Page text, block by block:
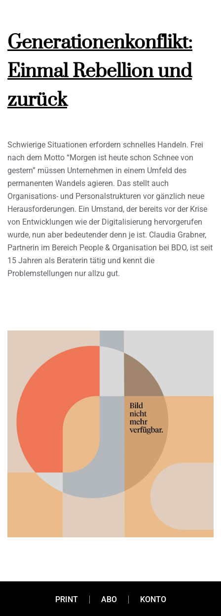
Generationenkonflikt:
Einmal Rebellion und
zurück
Schwierige Situationen erfordern schnelles Handeln. Frei
nach dem Motto “Morgen ist heute schon Schnee von
gestern” müssen Unternehmen in einem Umfeld des
permanenten Wandels agieren. Das stellt auch
Organisations- und Personalstrukturen vor gänzlich neue
Herausforderungen. Ein Umstand, der bereits vor der Krise
von Entwicklungen wie der Digitalisierung hervorgerufen
wurde, nun aber bedeutender denn je ist. Claudia Grabner,
Partnerin im Bereich People & Organisation bei BDO, ist seit
15 Jahren als Beraterin tätig und kennt die
Problemstellungen nur allzu gut.
Wohin führt das? Die
PRINT ABO KONTO